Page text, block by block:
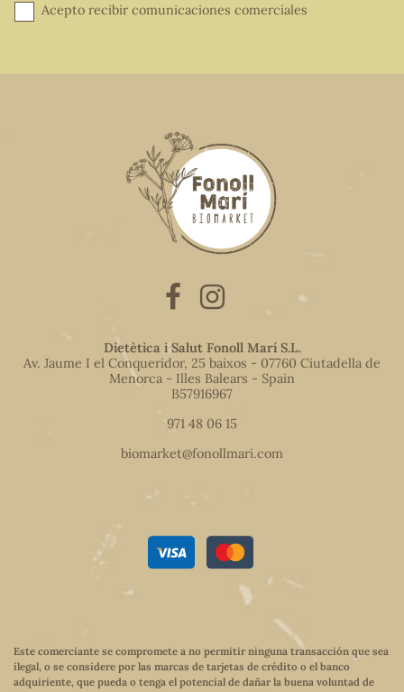
Acepto recibir comunicaciones comerciales
Dietètica i Salut Fonoll Marí S.L.
Av. Jaume I el Conqueridor, 25 baixos - 07760 Ciutadella de
Menorca - Illes Balears - Spain
B57916967
971 48 06 15
biomarket@fonollmari.com
Este comerciante se compromete a no permitir ninguna transacción que sea
ilegal, o se considere por las marcas de tarjetas de crédito o el banco
adquiriente, que pueda o tenga el potencial de dañar la buena voluntad de